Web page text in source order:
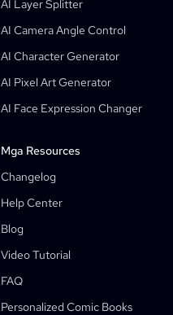
AI Layer Splitter
AI Camera Angle Control
AI Character Generator
AI Pixel Art Generator
AI Face Expression Changer
Mga Resources
Changelog
Help Center
Blog
Video Tutorial
FAQ
Personalized Comic Books